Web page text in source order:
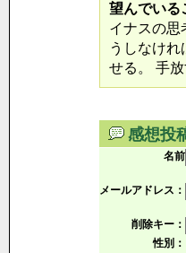
望んでいる
イナスの思
うしなけ
せる。 手
感想投
名前
メールアドレス：
削除キー：
性別：